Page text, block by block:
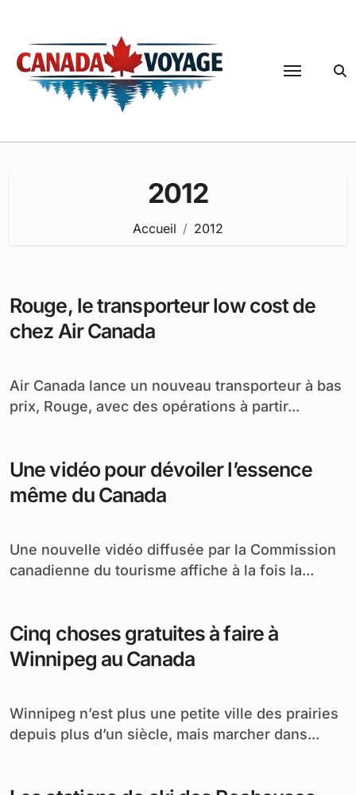
contenu
2012
Accueil 2012
Rouge, le transporteur low cost de
chez Air Canada
Air Canada lance un nouveau transporteur à bas
prix, Rouge, avec des opérations à partir...
Une vidéo pour dévoiler l’essence
même du Canada
Une nouvelle vidéo diffusée par la Commission
canadienne du tourisme affiche à la fois la...
Cinq choses gratuites à faire à
Winnipeg au Canada
Winnipeg n’est plus une petite ville des prairies
depuis plus d’un siècle, mais marcher dans...